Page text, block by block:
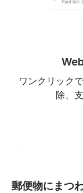
ワンクリック
除、
郵便物にまつ